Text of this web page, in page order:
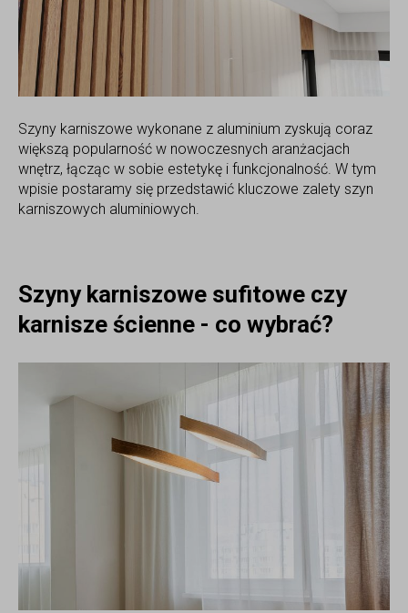
Szyny karniszowe wykonane z aluminium zyskują coraz
większą popularność w nowoczesnych aranżacjach
wnętrz, łącząc w sobie estetykę i funkcjonalność. W tym
wpisie postaramy się przedstawić kluczowe zalety szyn
karniszowych aluminiowych.
Szyny karniszowe sufitowe czy
karnisze ścienne - co wybrać?